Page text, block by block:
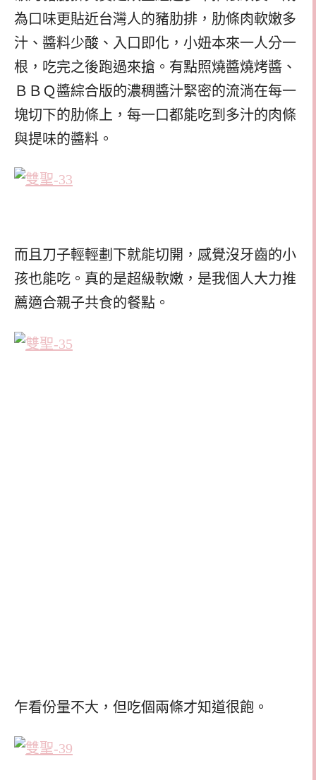
為口味更貼近台灣人的豬肋排，肋條肉軟嫩多
汁、醬料少酸、入口即化，小妞本來一人分一
根，吃完之後跑過來搶。有點照燒醬燒烤醬、
ＢＢＱ醬綜合版的濃稠醬汁緊密的流淌在每一
塊切下的肋條上，每一口都能吃到多汁的肉條
與提味的醬料。
而且刀子輕輕劃下就能切開，感覺沒牙齒的小
孩也能吃。真的是超級軟嫩，是我個人大力推
薦適合親子共食的餐點。
乍看份量不大，但吃個兩條才知道很飽。